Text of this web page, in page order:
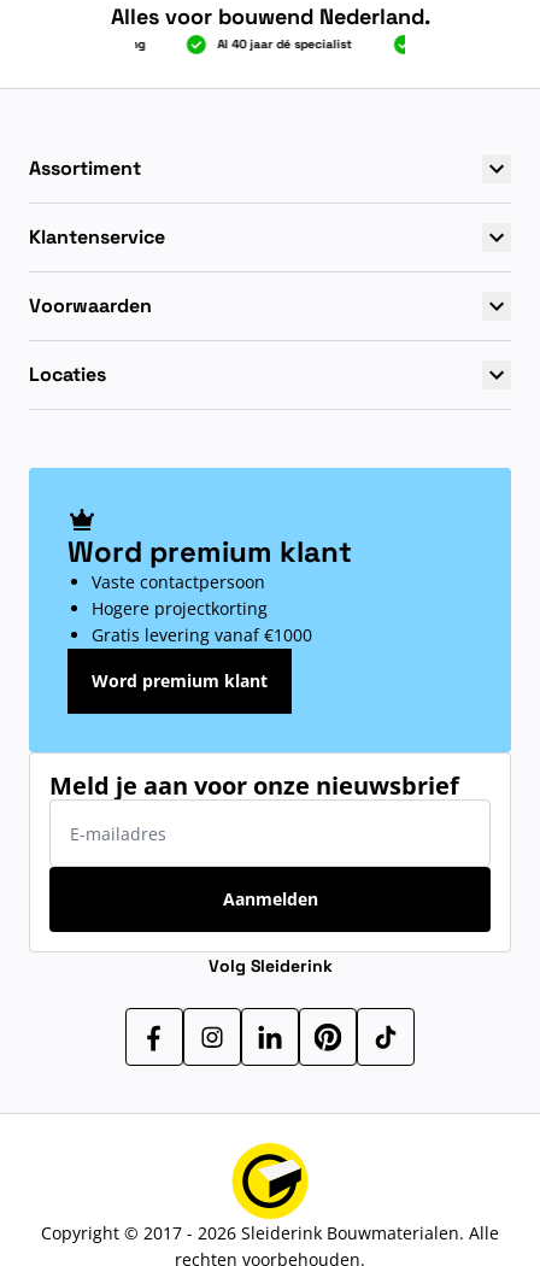
Alles voor bouwend Nederland.
gratis verzending Al 40 jaar dé specialist
Assortiment
Klantenservice
Voorwaarden
Locaties
Word premium klant
Vaste contactpersoon
Hogere projectkorting
Gratis levering vanaf €1000
Word premium klant
Meld je aan voor onze nieuwsbrief
Aanmelden
Volg Sleiderink
Copyright © 2017 - 2026 Sleiderink Bouwmaterialen. Alle
rechten voorbehouden.